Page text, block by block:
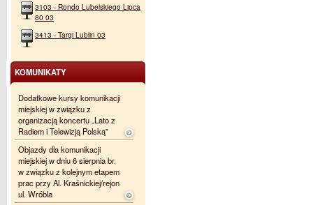
3103 - Rondo Lubelskiego Lipca
80 03
3413 - Targi Lublin 03
KOMUNIKATY
Dodatkowe kursy komunikacji
miejskiej w związku z
organizacją koncertu „Lato z
Radiem i Telewizją Polską”
Objazdy dla komunikacji
miejskiej w dniu 6 sierpnia br.
w związku z kolejnym etapem
prac przy Al. Kraśnickiej/rejon
ul. Wróbla